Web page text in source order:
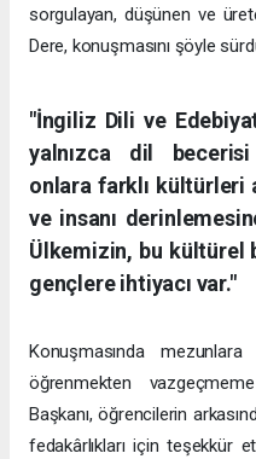
sorgulayan, düşünen ve
Dere, konuşmasını şöyle
"İngiliz Dili ve
yalnızca dil
onlara farklı kültürleri
ve insanı
Ülkemizin, bu kültürel
gençlere ihtiyacı var."
Konuşmasında
öğrenmekten
Başkanı, öğrencilerin
fedakârlıkları için teşekkür